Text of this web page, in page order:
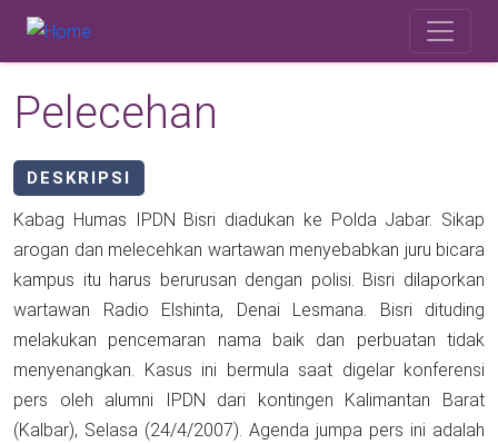
Skip to main content
Pelecehan
DESKRIPSI
Kabag Humas IPDN Bisri diadukan ke Polda Jabar. Sikap
arogan dan melecehkan wartawan menyebabkan juru bicara
kampus itu harus berurusan dengan polisi. Bisri dilaporkan
wartawan Radio Elshinta, Denai Lesmana. Bisri dituding
melakukan pencemaran nama baik dan perbuatan tidak
menyenangkan. Kasus ini bermula saat digelar konferensi
pers oleh alumni IPDN dari kontingen Kalimantan Barat
(Kalbar), Selasa (24/4/2007). Agenda jumpa pers ini adalah